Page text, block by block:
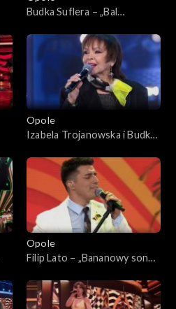
Budka Suflera – „Bal
KFPP: Koncert „Zróbmy
więc prywatkę”
Opole
Izabela Trojanowska i Budka
ile kłamstw”. 62. KFPP:
Koncert „Zróbmy więc
prywatkę”
Opole
Filip Lato – „Bananowy song”.
więc prywatkę”